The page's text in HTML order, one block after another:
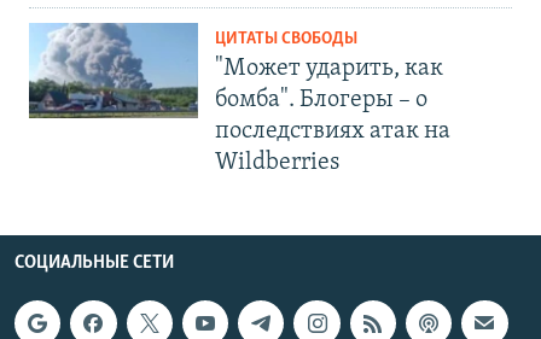
ЦИТАТЫ СВОБОДЫ
"Может ударить, как
бомба". Блогеры – о
последствиях атак на
Wildberries
СОЦИАЛЬНЫЕ СЕТИ